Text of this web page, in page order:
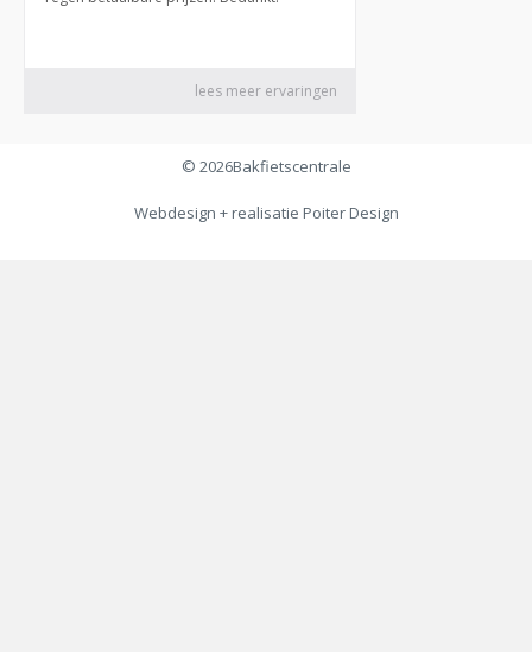
© 2026Bakfietscentrale
Webdesign + realisatie Poiter Design